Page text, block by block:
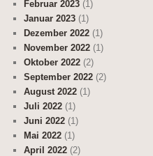
Februar 2023 (1)
Januar 2023 (1)
Dezember 2022 (1)
November 2022 (1)
Oktober 2022 (2)
September 2022 (2)
August 2022 (1)
Juli 2022 (1)
Juni 2022 (1)
Mai 2022 (1)
April 2022 (2)